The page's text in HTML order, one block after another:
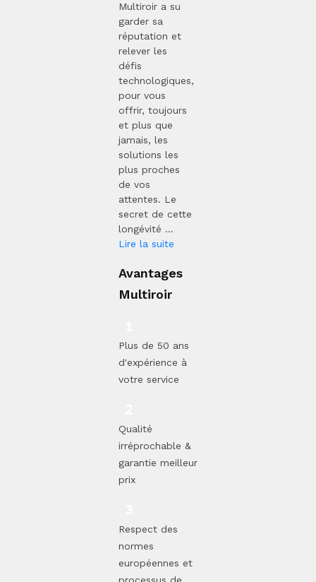
Multiroir a su
garder sa
réputation et
relever les
défis
technologiques,
pour vous
offrir, toujours
et plus que
jamais, les
solutions les
plus proches
de vos
attentes. Le
secret de cette
longévité ...
Lire la suite
Avantages
Multiroir
Plus de 50 ans
d'expérience à
votre service
Qualité
irréprochable &
garantie meilleur
prix
Respect des
normes
européennes et